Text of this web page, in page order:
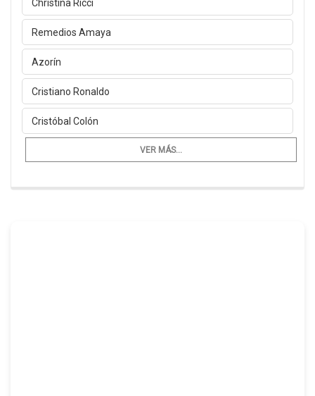
Christina Ricci
Remedios Amaya
Azorín
Cristiano Ronaldo
Cristóbal Colón
VER MÁS...